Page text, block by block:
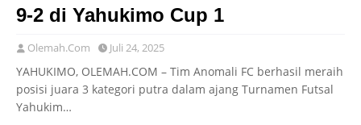
9-2 di Yahukimo Cup 1
Olemah.Com Juli 24, 2025
YAHUKIMO, OLEMAH.COM – Tim Anomali FC berhasil meraih
posisi juara 3 kategori putra dalam ajang Turnamen Futsal
Yahukim…